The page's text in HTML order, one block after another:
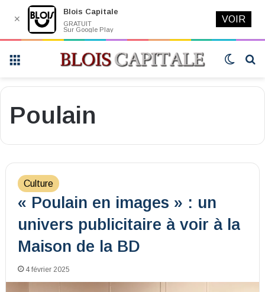
Switch
Poulain
Culture
« Poulain en images » : un
univers publicitaire à voir à la
Maison de la BD
4 février 2025
✕
Blois Capitale
GRATUIT
Sur Google Play
VOIR